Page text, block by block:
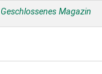
Geschlossenes Magazin